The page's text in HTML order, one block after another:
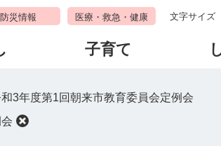
防災情報 医療・救急・健康 文字サイズ
子育て
3年度第1回朝来市教育委員会定例会